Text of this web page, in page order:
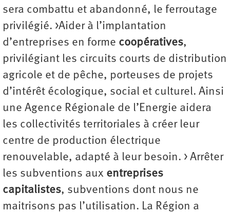
sera combattu et abandonné, le ferroutage
privilégié. >Aider à l’implantation
d’entreprises en forme coopératives,
privilégiant les circuits courts de distribution
agricole et de pêche, porteuses de projets
d’intérêt écologique, social et culturel. Ainsi
une Agence Régionale de l’Energie aidera
les collectivités territoriales à créer leur
centre de production électrique
renouvelable, adapté à leur besoin. > Arrêter
les subventions aux entreprises
capitalistes, subventions dont nous ne
maitrisons pas l’utilisation. La Région a